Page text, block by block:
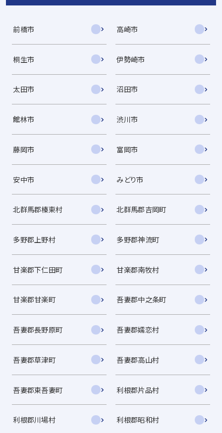
前橋市 高崎市
桐生市 伊勢崎市
太田市 沼田市
館林市 渋川市
藤岡市 富岡市
安中市 みどり市
北群馬郡榛東村 北群馬郡吉岡町
多野郡上野村 多野郡神流町
甘楽郡下仁田町 甘楽郡南牧村
甘楽郡甘楽町 吾妻郡中之条町
吾妻郡長野原町 吾妻郡嬬恋村
吾妻郡草津町 吾妻郡高山村
吾妻郡東吾妻町 利根郡片品村
利根郡川場村 利根郡昭和村